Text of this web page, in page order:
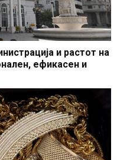
и растот на
ефикасен и